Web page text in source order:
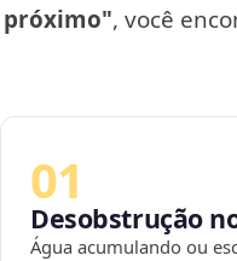
próximo", você
01
Desobstrução
Água acumulando ou